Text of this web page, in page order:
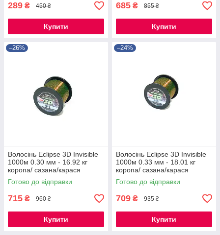
289 ₴ 450 ₴
Купити
685 ₴ 855 ₴
Купити
–26%
Волосінь Eclipse 3D Invisible
1000м 0.30 мм - 16.92 кг
коропа/ сазана/карася
Готово до відправки
715 ₴ 960 ₴
Купити
–24%
Волосінь Eclipse 3D Invisible
1000м 0.33 мм - 18.01 кг
коропа/ сазана/карася
Готово до відправки
709 ₴ 935 ₴
Купити